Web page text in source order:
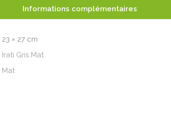
Informations complémentaires
23 × 27 cm
Irati Gris Mat
Mat